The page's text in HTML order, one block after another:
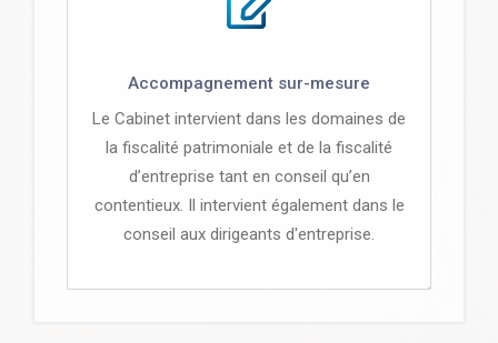
Accompagnement sur-mesure
Le Cabinet intervient dans les domaines de
la fiscalité patrimoniale et de la fiscalité
d’entreprise tant en conseil qu’en
contentieux. Il intervient également dans le
conseil aux dirigeants d'entreprise.